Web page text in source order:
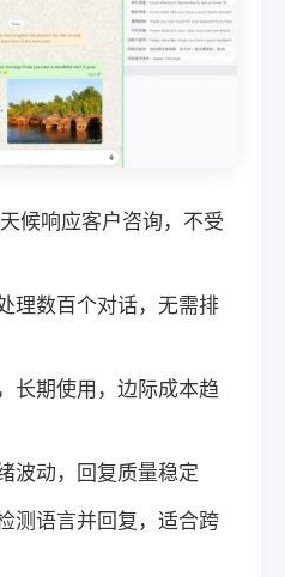
候响应客户咨询，不受
理数百个对话，无需排
长期使用，边际成本趋
波动，回复质量稳定
测语言并回复，适合跨